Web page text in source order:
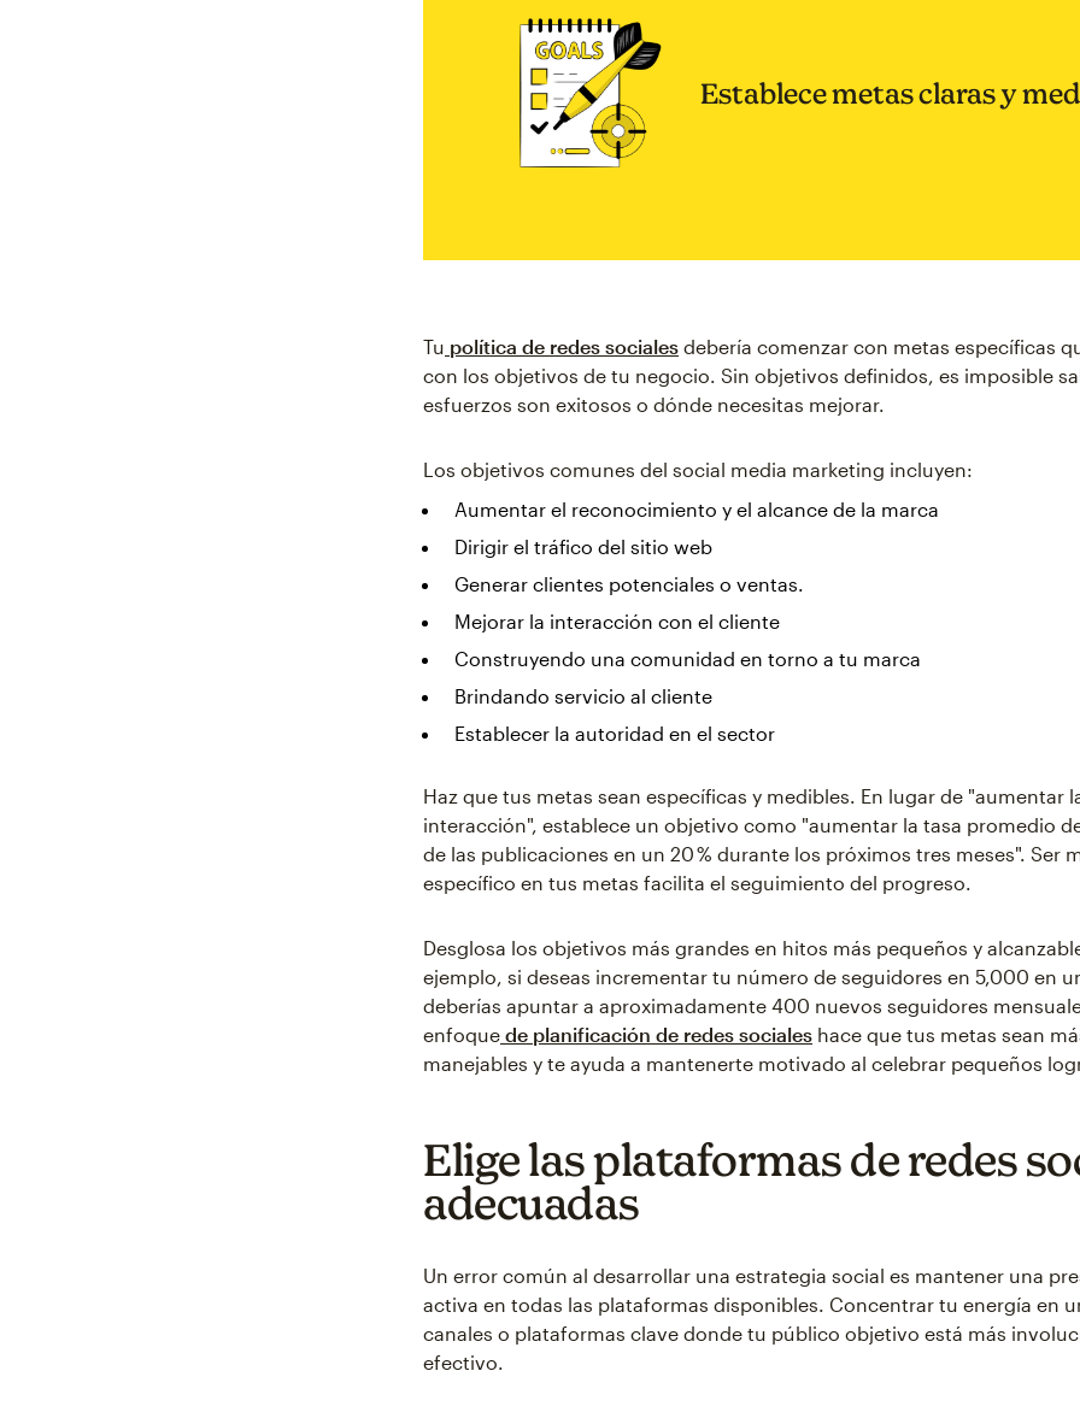
Establece metas claras y
Tu política de redes sociales debería comenzar con metas específicas
con los objetivos de tu negocio. Sin objetivos definidos, es imposible
esfuerzos son exitosos o dónde necesitas mejorar.
Los objetivos comunes del social media marketing incluyen:
Aumentar el reconocimiento y el alcance de la marca
Dirigir el tráfico del sitio web
Generar clientes potenciales o ventas.
Mejorar la interacción con el cliente
Construyendo una comunidad en torno a tu marca
Brindando servicio al cliente
Establecer la autoridad en el sector
Haz que tus metas sean específicas y medibles. En lugar de "aumentar
interacción", establece un objetivo como "aumentar la tasa promedio
de las publicaciones en un 20 % durante los próximos tres meses". Ser
específico en tus metas facilita el seguimiento del progreso.
Desglosa los objetivos más grandes en hitos más pequeños y
ejemplo, si deseas incrementar tu número de seguidores en 5,000 en
deberías apuntar a aproximadamente 400 nuevos seguidores
enfoque de planificación de redes sociales hace que tus metas sean
manejables y te ayuda a mantenerte motivado al celebrar pequeños
Elige las plataformas de redes
adecuadas
Un error común al desarrollar una estrategia social es mantener una
activa en todas las plataformas disponibles. Concentrar tu energía en
canales o plataformas clave donde tu público objetivo está más
efectivo.